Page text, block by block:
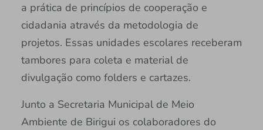
a prática de princípios de cooperação e
cidadania através da metodologia de
projetos. Essas unidades escolares receberam
tambores para coleta e material de
divulgação como folders e cartazes.
Junto a Secretaria Municipal de Meio
Ambiente de Birigui os colaboradores do